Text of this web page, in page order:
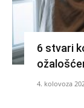
6 stvari
4. kolovoza